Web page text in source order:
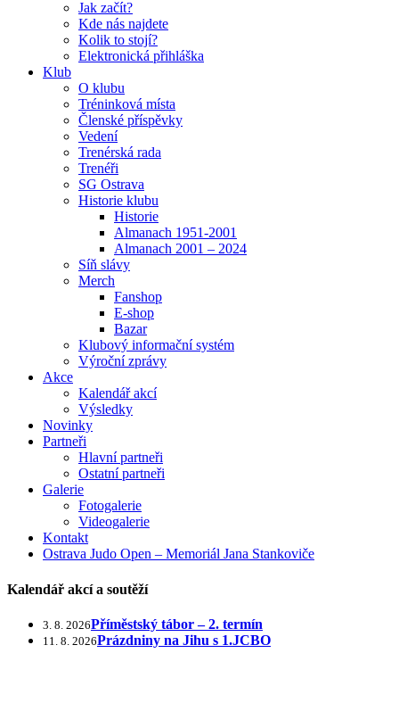
Jak začít?
Kde nás najdete
Kolik to stojí?
Elektronická přihláška
Klub
O klubu
Tréninková místa
Členské příspěvky
Vedení
Trenérská rada
Trenéři
SG Ostrava
Historie klubu
Historie
Almanach 1951-2001
Almanach 2001 – 2024
Síň slávy
Merch
Fanshop
E-shop
Bazar
Klubový informační systém
Výroční zprávy
Akce
Kalendář akcí
Výsledky
Novinky
Partneři
Hlavní partneři
Ostatní partneři
Galerie
Fotogalerie
Videogalerie
Kontakt
Ostrava Judo Open – Memoriál Jana Stankoviče
Kalendář akcí a soutěží
3. 8. 2026Příměstský tábor – 2. termín
11. 8. 2026Prázdniny na Jihu s 1.JCBO